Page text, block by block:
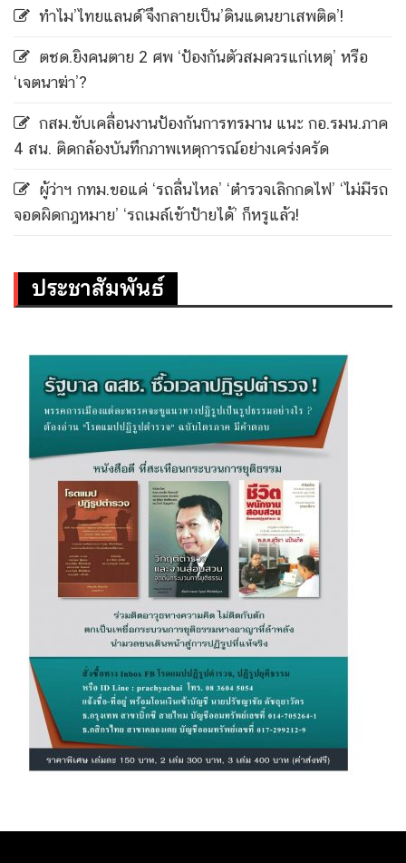
ทำไม’ไทยแลนด์’จึงกลายเป็น’ดินแดนยาเสพติด’!
ตชด.ยิงคนตาย 2 ศพ ‘ป้องกันตัวสมควรแก่เหตุ’ หรือ
‘เจตนาฆ่า’?
กสม.ขับเคลื่อนงานป้องกันการทรมาน แนะ กอ.รมน.ภาค
4 สน. ติดกล้องบันทึกภาพเหตุการณ์อย่างเคร่งครัด
ผู้ว่าฯ กทม.ขอแค่ ‘รถลื่นไหล’ ‘ตำรวจเลิกกดไฟ’ ‘ไม่มีรถ
จอดผิดกฎหมาย’ ‘รถเมล์เข้าป้ายได้’ ก็หรูแล้ว!
ประชาสัมพันธ์